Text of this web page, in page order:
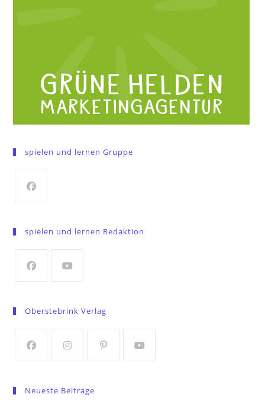
spielen und lernen Gruppe
a
tab
spielen und lernen Redaktion
a
tab
tab
Oberstebrink Verlag
a
a
Neueste Beiträge